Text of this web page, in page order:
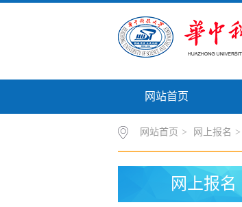
网站首页
网站首页 > 网上报名 >
网上报名